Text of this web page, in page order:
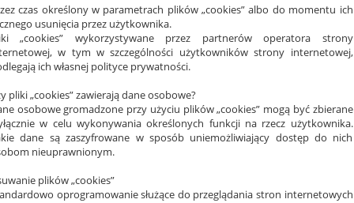
czas określony w parametrach plików „cookies” albo do momentu ich
usunięcia przez użytkownika.
„cookies” wykorzystywane przez partnerów operatora strony
w tym w szczególności użytkowników strony internetowej,
ich własnej polityce prywatności.
pliki „cookies” zawierają dane osobowe?
osobowe gromadzone przy użyciu plików „cookies” mogą być zbierane
w celu wykonywania określonych funkcji na rzecz użytkownika.
dane są zaszyfrowane w sposób uniemożliwiający dostęp do nich
nieuprawnionym.
plików „cookies”
oprogramowanie służące do przeglądania stron internetowych